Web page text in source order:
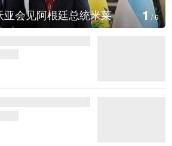
会见阿根廷总统米莱 1/6